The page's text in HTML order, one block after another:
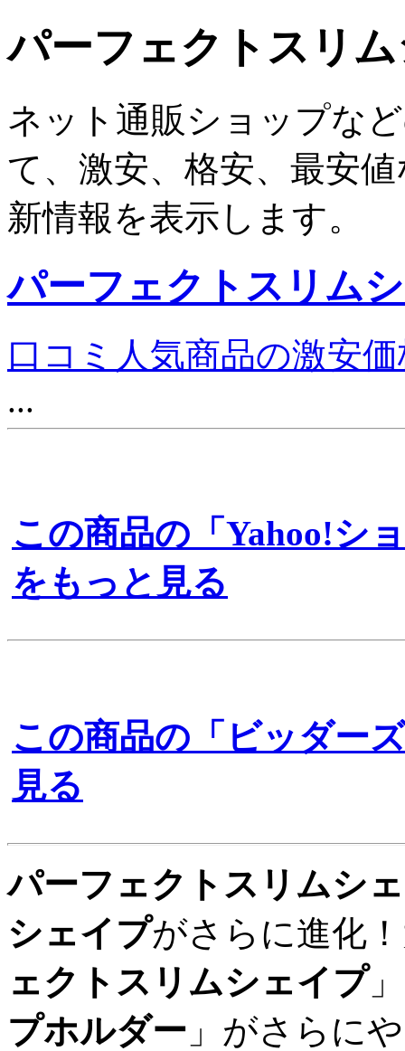
パーフェクトスリ
ネット通販ショップな
て、激安、格安、最安
新情報を表示します。
パーフェクトスリム
口コミ人気商品の激安
...
この商品の「Yahoo!シ
をもっと見る
この商品の「ビッダー
見る
パーフェクトスリムシ
シェイプがさらに進化
ェクトスリムシェイプ
プホルダー 」がさらに